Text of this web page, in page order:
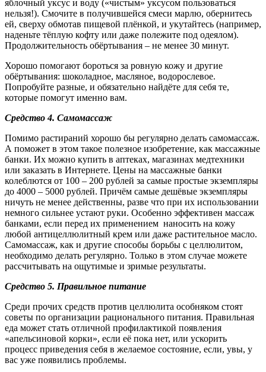
яблочный уксус и воду («чистым» уксусом пользоваться
нельзя!). Смочите в получившейся смеси марлю, обернитесь
ей, сверху обмотав пищевой плёнкой, и укутайтесь (например,
наденьте тёплую кофту или даже полежите под одеялом).
Продолжительность обёртывания – не менее 30 минут.
Хорошо помогают бороться за ровную кожу и другие
обёртывания: шоколадное, масляное, водорослевое.
Попробуйте разные, и обязательно найдёте для себя те,
которые помогут именно вам.
Средство 4. Самомассаж
Помимо растираний хорошо бы регулярно делать самомассаж.
А поможет в этом такое полезное изобретение, как массажные
банки. Их можно купить в аптеках, магазинах медтехники
или заказать в Интернете. Цены на массажные банки
колеблются от 100 – 200 рублей за самые простые экземпляры
до 4000 – 5000 рублей. Причём самые дешёвые экземпляры
ничуть не менее действенны, разве что при их использовании
немного сильнее устают руки. Особенно эффективен массаж
банками, если перед их применением наносить на кожу
любой антицеллюлитный крем или даже растительное масло.
Самомассаж, как и другие способы борьбы с целлюлитом,
необходимо делать регулярно. Только в этом случае можете
рассчитывать на ощутимые и зримые результаты.
Средство 5. Правильное питание
Среди прочих средств против целлюлита особняком стоят
советы по организации рационального питания. Правильная
еда может стать отличной профилактикой появления
«апельсиновой корки», если её пока нет, или ускорить
процесс приведения себя в желаемое состояние, если, увы, у
вас уже появились проблемы.